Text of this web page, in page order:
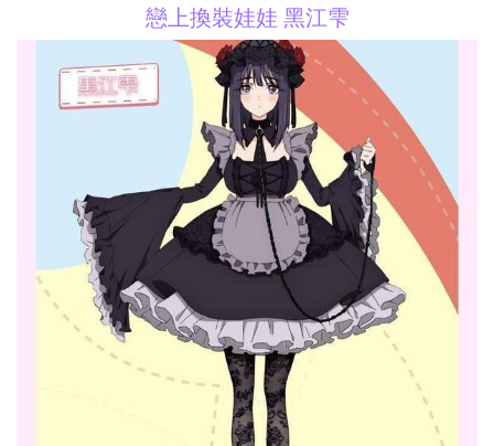
戀上換裝娃娃 黑江雫